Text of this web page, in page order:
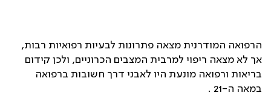
הרפואה המודרנית מצאה פתרונות לבעיות רפואיות רבות,
אך לא מצאה ריפוי למרבית המצבים הכרוניים, ולכן קידום
בריאות ורפואה מונעת היו לאבני דרך חשובות ברפואה
במאה ה-21 .